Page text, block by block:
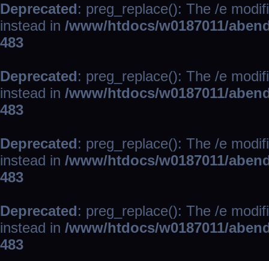
Deprecated: preg_replace(): The /e
instead in /www/htdocs/w0187011/
483
Deprecated: preg_replace(): The /e
instead in /www/htdocs/w0187011/
483
Deprecated: preg_replace(): The /e
instead in /www/htdocs/w0187011/
483
Deprecated: preg_replace(): The /e
instead in /www/htdocs/w0187011/
483